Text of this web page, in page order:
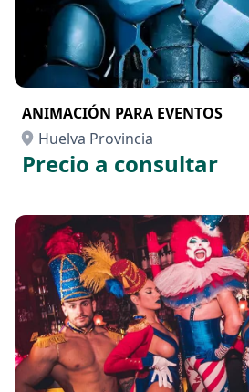
ANIMACIÓN PARA EVENTOS
Huelva Provincia
Precio a consultar